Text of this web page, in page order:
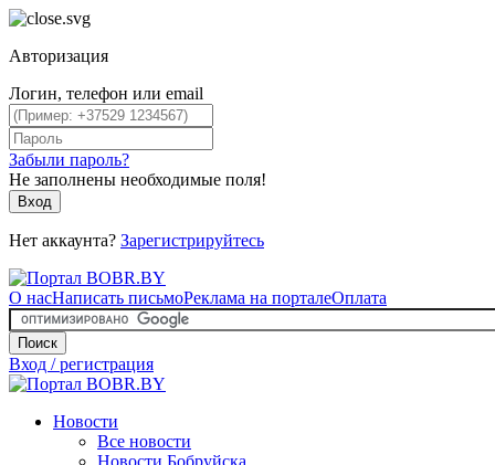
Авторизация
Логин, телефон или email
Забыли пароль?
Не заполнены необходимые поля!
Вход
Нет аккаунта? Зарегистрируйтесь
О насНаписать письмоРеклама на порталеОплата
Поиск
Вход / регистрация
Новости
Все новости
Новости Бобруйска